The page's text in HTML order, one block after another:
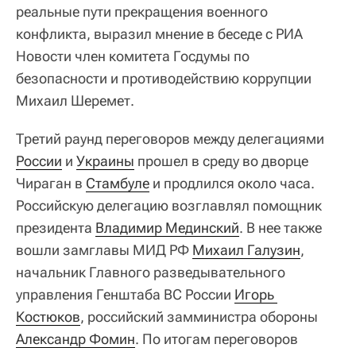
реальные пути прекращения военного
конфликта, выразил мнение в беседе с РИА
Новости член комитета Госдумы по
безопасности и противодействию коррупции
Михаил Шеремет.
Третий раунд переговоров между делегациями
России и Украины прошел в среду во дворце
Чираган в Стамбуле и продлился около часа.
Российскую делегацию возглавлял помощник
президента Владимир Мединский. В нее также
вошли замглавы МИД РФ Михаил Галузин,
начальник Главного разведывательного
управления Генштаба ВС России Игорь
Костюков, российский замминистра обороны
Александр Фомин. По итогам переговоров